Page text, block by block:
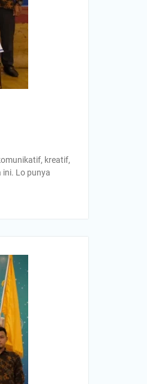
kreatif,
ini. Lo punya